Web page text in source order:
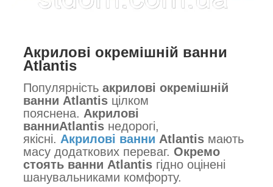
Акрилові окремішній ванни
Atlantis
Популярність акрилові окремішній
ванни Atlantis цілком
пояснена. Акрилові
ванниAtlantis недорогі,
якісні. Акрилові ванни Atlantis мають
масу додаткових переваг. Окремо
стоять ванни Atlantis гідно оцінені
шанувальниками комфорту.